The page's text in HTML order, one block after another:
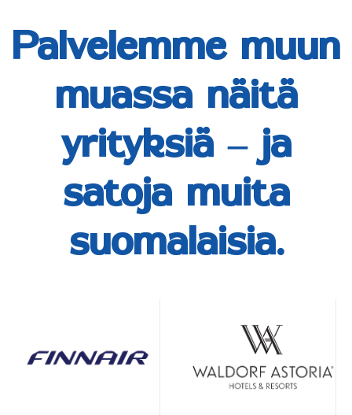
Palvelemme muun
muassa näitä
yrityksiä – ja
satoja muita
suomalaisia.